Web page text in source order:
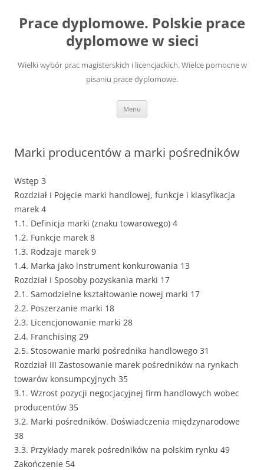
treści
Prace dyplomowe. Polskie prace
dyplomowe w sieci
Wielki wybór prac magisterskich i licencjackich. Wielce pomocne w
pisaniu prace dyplomowe.
Menu
Marki producentów a marki pośredników
Wstęp 3
Rozdział I Pojęcie marki handlowej, funkcje i klasyfikacja
marek 4
1.1. Definicja marki (znaku towarowego) 4
1.2. Funkcje marek 8
1.3. Rodzaje marek 9
1.4. Marka jako instrument konkurowania 13
Rozdział I Sposoby pozyskania marki 17
2.1. Samodzielne kształtowanie nowej marki 17
2.2. Poszerzanie marki 18
2.3. Licencjonowanie marki 28
2.4. Franchising 29
2.5. Stosowanie marki pośrednika handlowego 31
Rozdział III Zastosowanie marek pośredników na rynkach
towarów konsumpcyjnych 35
3.1. Wzrost pozycji negocjacyjnej firm handlowych wobec
producentów 35
3.2. Marki pośredników. Doświadczenia międzynarodowe
38
3.3. Przykłady marek pośredników na polskim rynku 49
Zakończenie 54